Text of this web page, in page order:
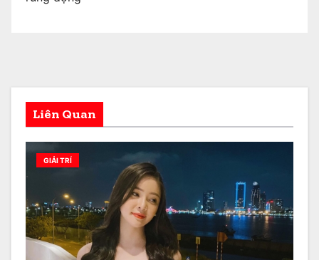
Liên Quan
GIẢI TRÍ